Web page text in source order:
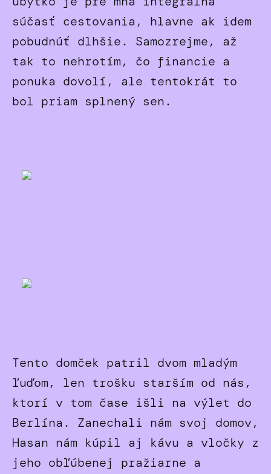
súčasť cestovania, hlavne ak idem
pobudnúť dlhšie. Samozrejme, až
tak to nehrotím, čo financie a
ponuka dovolí, ale tentokrát to
bol priam splnený sen.
Tento domček patril dvom mladým
ľuďom, len trošku starším od nás,
ktorí v tom čase išli na výlet do
Berlína. Zanechali nám svoj domov,
Hasan nám kúpil aj kávu a vločky z
jeho obľúbenej pražiarne a